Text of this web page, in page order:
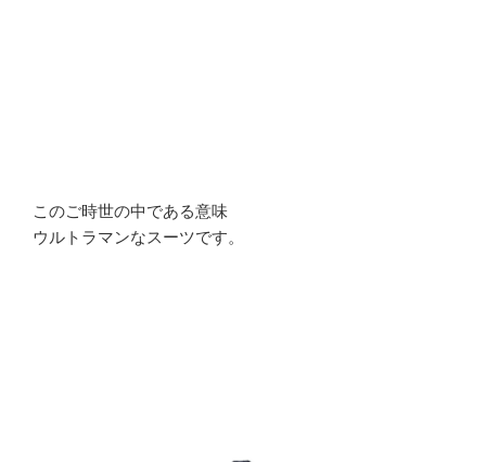
このご時世の中である意味
ウルトラマンなスーツです。